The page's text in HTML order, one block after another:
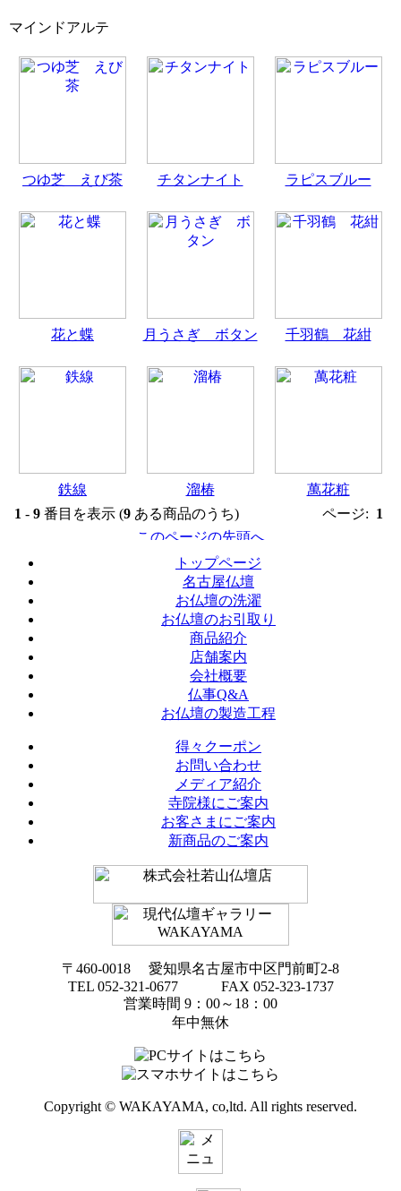
マインドアルテ
つゆ芝 えび茶 チタンナイト ラピスブルー
花と蝶 月うさぎ ボタン 千羽鶴 花紺
鉄線 溜椿
萬花粧
1 - 9 番目を表示 (9 ある商品のうち) ページ: 1
トップページ
名古屋仏壇
お仏壇の洗濯
お仏壇のお引取り
商品紹介
店舗案内
会社概要
仏事Q&A
お仏壇の製造工程
得々クーポン
お問い合わせ
メディア紹介
寺院様にご案内
お客さまにご案内
新商品のご案内
〒460-0018 愛知県名古屋市中区門前町2-8
TEL 052-321-0677 FAX 052-323-1737
営業時間 9：00～18：00
年中無休
Copyright © WAKAYAMA, co,ltd. All rights reserved.